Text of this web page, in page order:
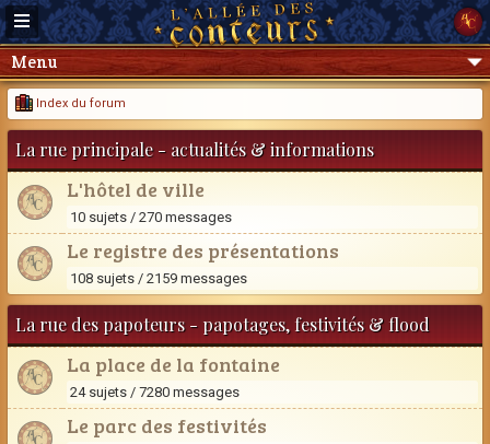
Menu
Index du forum
La rue principale - actualités & informations
L'hôtel de ville
10 sujets / 270 messages
Le registre des présentations
108 sujets / 2159 messages
La rue des papoteurs - papotages, festivités & flood
La place de la fontaine
24 sujets / 7280 messages
Le parc des festivités